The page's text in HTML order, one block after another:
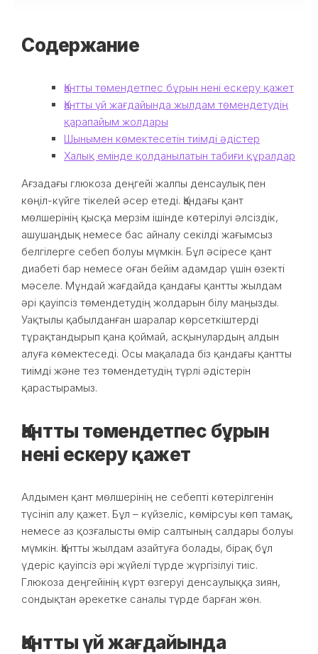
Содержание
Қантты төмендетпес бұрын нені ескеру қажет
Қантты үй жағдайында жылдам төмендетудің
қарапайым жолдары
Шынымен көмектесетін тиімді әдістер
Халық емінде қолданылатын табиғи құралдар
Ағзадағы глюкоза деңгейі жалпы денсаулық пен
көңіл-күйге тікелей әсер етеді. Қандағы қант
мөлшерінің қысқа мерзім ішінде көтерілуі әлсіздік,
ашушаңдық немесе бас айналу секілді жағымсыз
белгілерге себеп болуы мүмкін. Бұл әсіресе қант
диабеті бар немесе оған бейім адамдар үшін өзекті
мәселе. Мұндай жағдайда қандағы қантты жылдам
әрі қауіпсіз төмендетудің жолдарын білу маңызды.
Уақтылы қабылданған шаралар көрсеткіштерді
тұрақтандырып қана қоймай, асқынулардың алдын
алуға көмектеседі. Осы мақалада біз қандағы қантты
тиімді және тез төмендетудің түрлі әдістерін
қарастырамыз.
Қантты төмендетпес бұрын
нені ескеру қажет
Алдымен қант мөлшерінің не себепті көтерілгенін
түсініп алу қажет. Бұл – күйзеліс, көмірсуы көп тамақ,
немесе аз қозғалысты өмір салтының салдары болуы
мүмкін. Қантты жылдам азайтуға болады, бірақ бұл
үдеріс қауіпсіз әрі жүйелі түрде жүргізілуі тиіс.
Глюкоза деңгейінің күрт өзгеруі денсаулыққа зиян,
сондықтан әрекетке саналы түрде барған жөн.
Қантты үй жағдайында